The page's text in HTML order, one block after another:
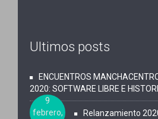
Ultimos posts
ENCUENTROS
2020: SOFTWARE LIBRE E
9
febrero,
Relanzamiento